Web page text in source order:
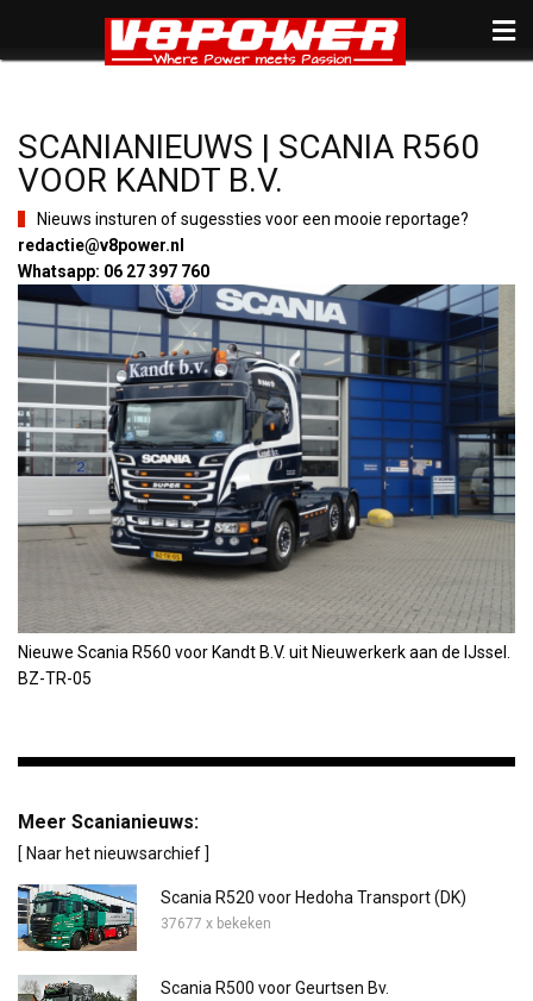
SCANIANIEUWS | SCANIA R560
VOOR KANDT B.V.
Nieuws insturen of sugessties voor een mooie reportage?
redactie@v8power.nl
Whatsapp: 06 27 397 760
Nieuwe Scania R560 voor Kandt B.V. uit Nieuwerkerk aan de IJssel.
BZ-TR-05
Meer Scanianieuws:
[ Naar het nieuwsarchief ]
Scania R520 voor Hedoha Transport (DK)
37677 x bekeken
Scania R500 voor Geurtsen Bv.